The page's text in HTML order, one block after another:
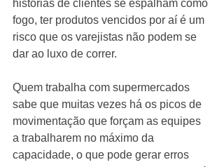
histórias de clientes se espalham como
fogo, ter produtos vencidos por aí é um
risco que os varejistas não podem se
dar ao luxo de correr.
Quem trabalha com supermercados
sabe que muitas vezes há os picos de
movimentação que forçam as equipes
a trabalharem no máximo da
capacidade, o que pode gerar erros